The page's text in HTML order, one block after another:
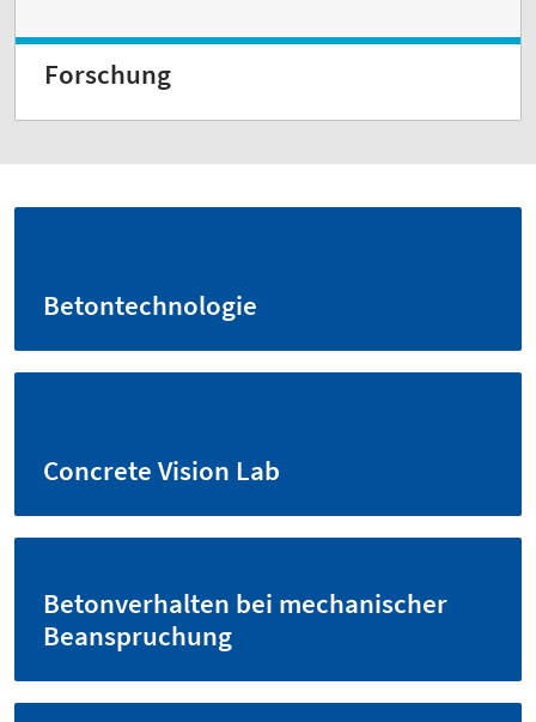
Forschung
Betontechnologie
Concrete Vision Lab
Betonverhalten bei mechanischer
Beanspruchung